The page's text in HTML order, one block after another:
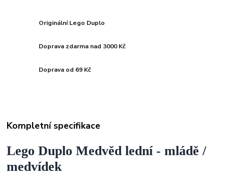
Originální Lego Duplo
Doprava zdarma nad 3000 Kč
Doprava od 69 Kč
Kompletní specifikace
Lego Duplo Medvěd lední - mládě /
medvídek